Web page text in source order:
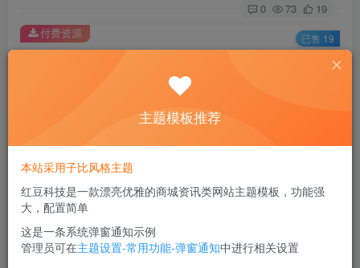
0 73 19
此内容为付费资源，请付费后查看
￥9.9
您当前未登录！建议登陆后购买，可保存购买订单
付费资源 已售 19
音乐图文联动，3天高效吸粉3万+，实现万元营收，简易操
主题模板推荐
本站采用子比风格主题
红豆科技是一款漂亮优雅的商城资讯类网站主题模板，功能强
大，配置简单
这是一条系统弹窗通知示例
管理员可在主题设置-常用功能-弹窗通知中进行相关设置